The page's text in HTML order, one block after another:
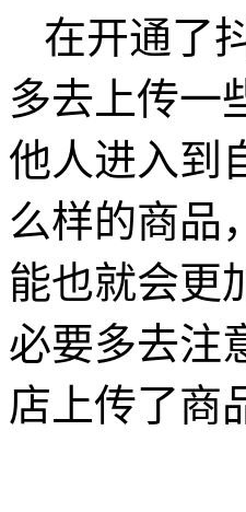
在开通了
多去上传一
他人进入到
么样的商品
能也就会更
必要多去注
店上传了商